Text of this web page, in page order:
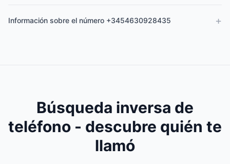
Información sobre el número +3454630928435 +
Búsqueda inversa de
teléfono - descubre quién te
llamó